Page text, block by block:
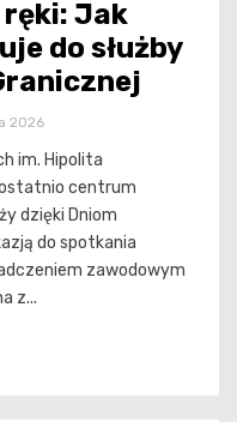
ręki: Jak
do służby
2026
im. Hipolita
ostatnio centrum
dzięki Dniom
do spotkania
zawodowym
z...